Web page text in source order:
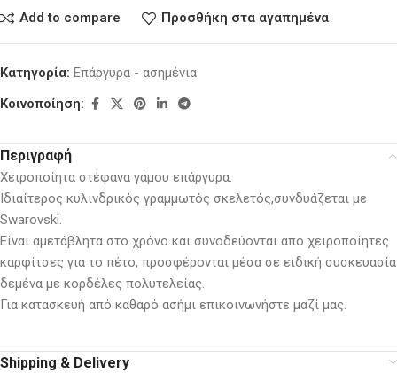
Add to compare Προσθήκη στα αγαπημένα
Κατηγορία: Επάργυρα - ασημένια
Κοινοποίηση:
Περιγραφή
Χειροποίητα στέφανα γάμου επάργυρα.
Ιδιαίτερος κυλινδρικός γραμμωτός σκελετός,συνδυάζεται με
Swarovski.
Είναι αμετάβλητα στο χρόνο και συνοδεύονται απο χειροποίητες
καρφίτσες για το πέτο, προσφέρονται μέσα σε ειδική συσκευασία
δεμένα με κορδέλες πολυτελείας.
Για κατασκευή από καθαρό ασήμι επικοινωνήστε μαζί μας.
Shipping & Delivery